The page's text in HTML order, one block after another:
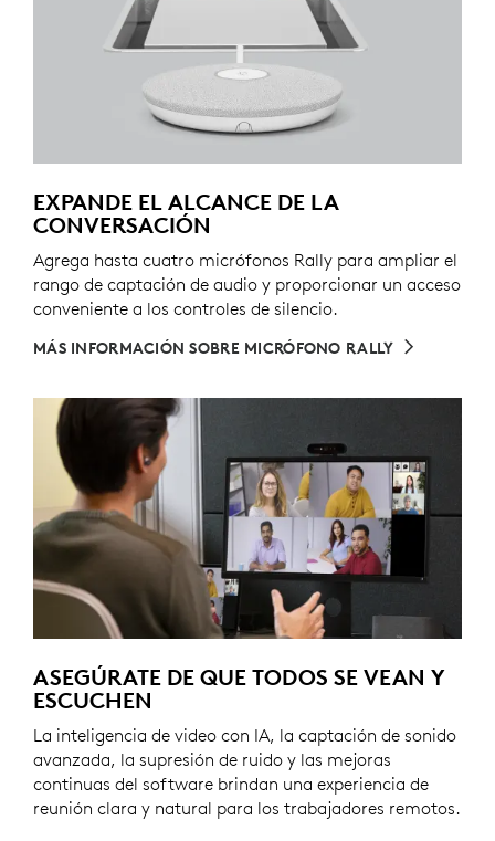
EXPANDE EL ALCANCE DE LA
CONVERSACIÓN
Agrega hasta cuatro micrófonos Rally para ampliar el
rango de captación de audio y proporcionar un acceso
conveniente a los controles de silencio.
MÁS INFORMACIÓN SOBRE MICRÓFONO RALLY
ASEGÚRATE DE QUE TODOS SE VEAN Y
ESCUCHEN
La inteligencia de video con IA, la captación de sonido
avanzada, la supresión de ruido y las mejoras
continuas del software brindan una experiencia de
reunión clara y natural para los trabajadores remotos.